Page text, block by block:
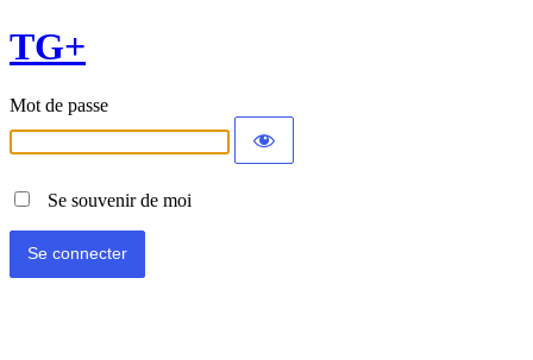
TG+
Mot de passe
Se souvenir de moi